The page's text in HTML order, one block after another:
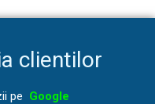
clientilor
pe Google